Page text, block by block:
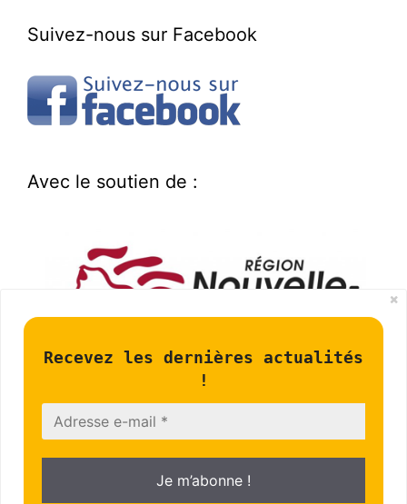
Suivez-nous sur Facebook
Avec le soutien de :
Infos légales
Recevez les dernières actualités
!